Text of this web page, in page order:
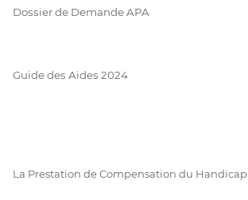
Dossier de Demande APA
Guide des Aides 2024
La Prestation de Compensation du Handicap